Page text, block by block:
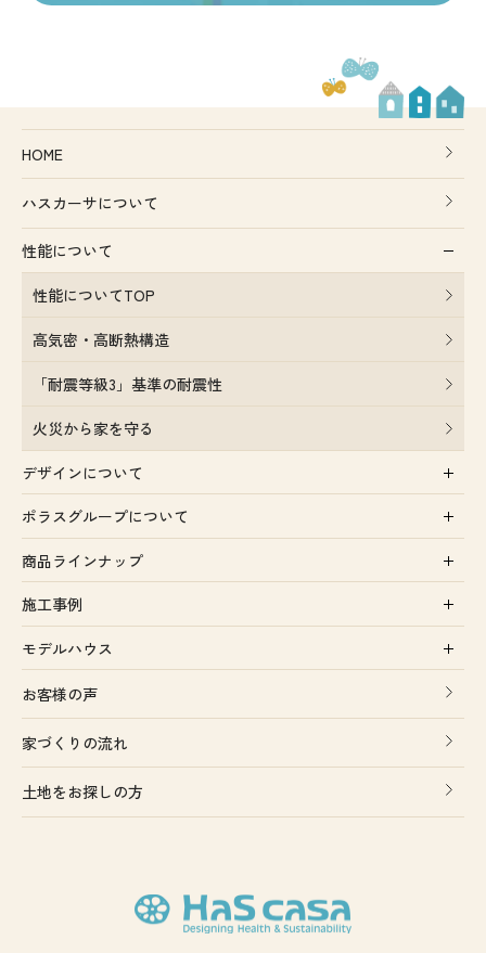
HOME
ハスカーサについて
性能について
性能についてTOP
高気密・高断熱構造
「耐震等級3」基準の耐震性
火災から家を守る
デザインについて
ポラスグループについて
商品ラインナップ
施工事例
モデルハウス
お客様の声
家づくりの流れ
土地をお探しの方